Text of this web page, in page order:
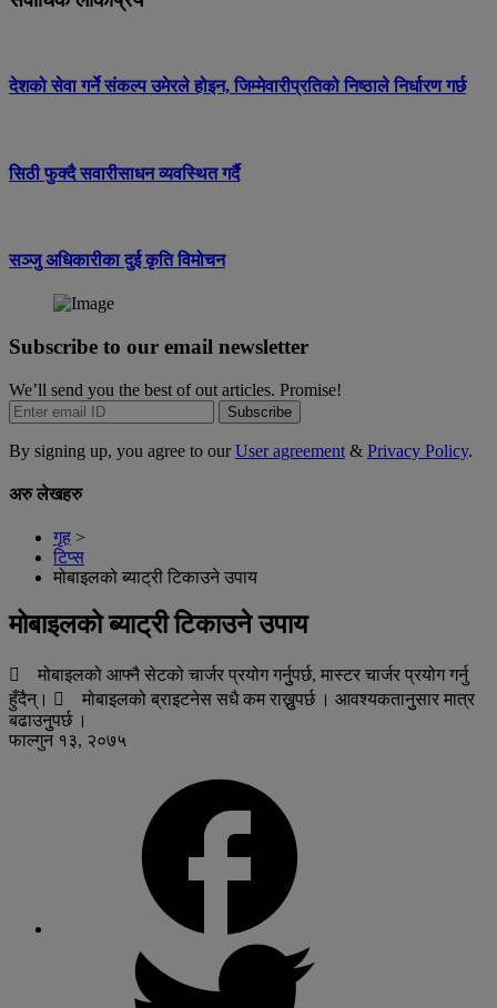
देशको सेवा गर्ने संकल्प उमेरले होइन, जिम्मेवारीप्रतिको निष्ठाले निर्धारण गर्छ
सिठी फुक्दै सवारीसाधन व्यवस्थित गर्दै
सञ्जु अधिकारीका दुई कृति विमोचन
Subscribe to our email newsletter
We’ll send you the best of out articles. Promise!
Subscribe
By signing up, you agree to ourUser agreement & Privacy Policy.
अरु लेखहरु
गृह >
टिप्स
मोबाइलको ब्याट्री टिकाउने उपाय
मोबाइलको ब्याट्री टिकाउने उपाय
 मोबाइलको आफ्नै सेटको चार्जर प्रयोग गर्नुुपर्छ, मास्टर चार्जर प्रयोग गर्नु
हुँदैन्।  मोबाइलको ब्राइटनेस सधै कम राख्नुुपर्छ । आवश्यकतानुुसार मात्र
बढाउनुुपर्छ ।
फाल्गुन १३, २०७५